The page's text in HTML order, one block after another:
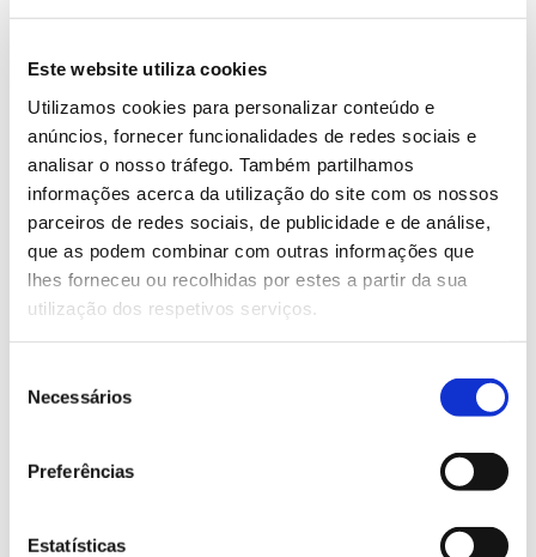
Este website utiliza cookies
Utilizamos cookies para personalizar conteúdo e
anúncios, fornecer funcionalidades de redes sociais e
analisar o nosso tráfego. Também partilhamos
informações acerca da utilização do site com os nossos
parceiros de redes sociais, de publicidade e de análise,
que as podem combinar com outras informações que
lhes forneceu ou recolhidas por estes a partir da sua
utilização dos respetivos serviços.
Necessários
Preferências
Estatísticas
– Promover a partilha de conhecimento e a
colaboração para fomentar a inovação.
– Divulgar boas práticas e desenvolver modelos de
negócio e cadeias de valor inovadoras.
– Reforçar os conhecimentos especializados nas
regiões rurais e a transferência de conhecimento
entre outros atores, redes e entidades (e.g. European
Innovation Partnership(EIP), Agricultural Knowledge and
Innovation Systems
estratégias económicas e políticas inclusivas.
Consórcio internacional liderado pelo EFI –
European